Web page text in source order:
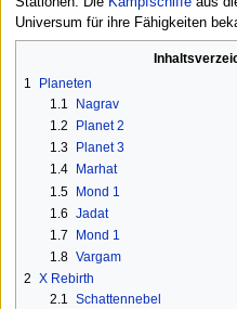
Universum für ihre Fähigkeiten
1
Planeten
1.1
Nagrav
1.2
Planet 2
1.3
Planet 3
1.4
Marhat
1.5 Mond 1
1.6 Jadat
1.7
Mond 1
1.8 Vargam
2 X Rebirth
2.1 Schattennebel